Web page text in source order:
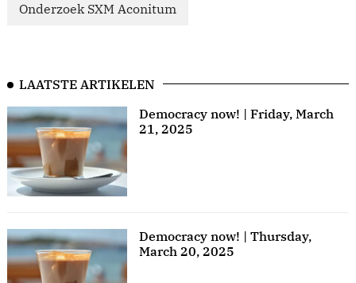
Onderzoek SXM Aconitum
LAATSTE ARTIKELEN
Democracy now! | Friday, March
21, 2025
Democracy now! | Thursday,
March 20, 2025